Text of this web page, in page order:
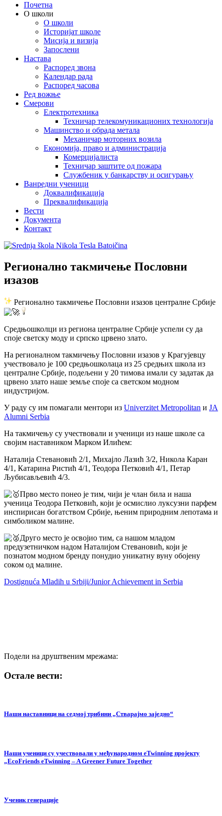
Почетна
О школи
О школи
Историјат школе
Мисија и визија
Запослени
Настава
Распоред звона
Календар рада
Распоред часова
Ред вожње
Смерови
Електротехника
Техничар телекомуникационих технологија
Машинство и обрада метала
Механичар моторних возила
Економија, право и администрација
Комерцијалиста
Техничар заштите од пожара
Службеник у банкарству и осигурању
Ванредни ученици
Доквалификација
Преквалификација
Вести
Документа
Контакт
Регионално такмичење Пословни
изазов
Регионално такмичење Пословни изазов централне Србије
Средњошколци из региона централне Србије успели су да
споје светску моду и српско црвено злато.
На регионалном такмичењу Пословни изазов у Крагујевцу
учествовало је 100 средњошколаца из 25 средњих школа из
централне Србије, подељени у 20 тимова имали су задатак да
црвено злато наше земље споје са светском модном
индустријом.
У раду су им помагали ментори из Univerzitet Metropolitan и JA
Alumni Serbia
На такмичењу су учествовали и ученици из наше школе са
својим наставником Марком Илићем:
Наталија Стевановић 2/1, Михајло Лазић 3/2, Никола Каран
4/1, Катарина Ристић 4/1, Теодора Петковић 4/1, Петар
Љубисављевић 4/3.
Прво место понео је тим, чији је члан била и наша
ученица Теодора Петковић, који је осмислио луксузни парфем
инспирисан богатством Србије, њеним природним лепотама и
симболиком малине.
Друго место је освојио тим, са нашом младом
предузетничком надом Наталијом Стевановић, који је
познатом модном бренду понудио уникатну вуну обојену
соком од малине.
Dostignuća Mladih u Srbiji/Junior Achievement in Serbia
Подели на друштвеним мрежама:
Остале вести:
Наши наставници на cедмој трибини „Стварајмо заједно“
Наши ученици су учествовали у међународном eTwinning пројекту
„EcoFriends eTwinning – A Greener Future Together
Ученик генерације